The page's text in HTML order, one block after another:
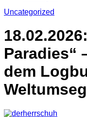
Uncategorized
Paradies“
dem